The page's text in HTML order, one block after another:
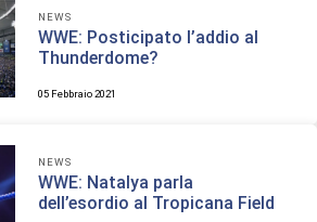
NEWS
WWE: Posticipato l’addio al
Thunderdome?
05 Febbraio 2021
NEWS
WWE: Natalya parla
dell’esordio al Tropicana Field